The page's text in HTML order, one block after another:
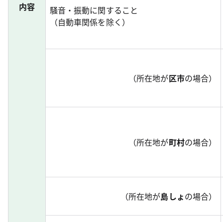
内容
騒音・振動に関すること
（自動車関係を除く）
（所在地が区市の場合）
（所在地が町村の場合）
（所在地が島しょの場合）